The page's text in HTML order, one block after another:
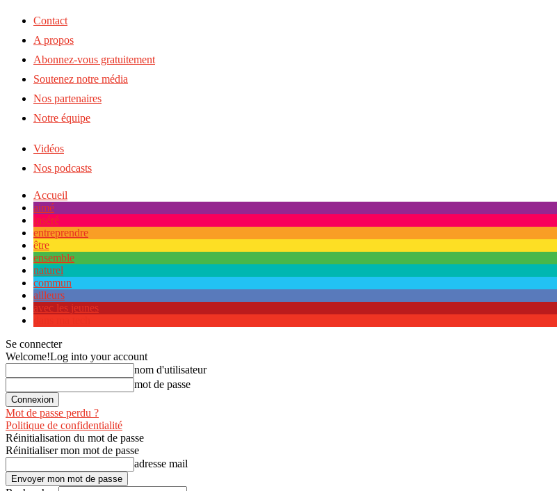
Contact
A propos
Abonnez-vous gratuitement
Soutenez notre média
Nos partenaires
Notre équipe
Vidéos
Nos podcasts
Accueil
aimé
inséré
entreprendre
être
ensemble
naturel
commun
ailleurs
avec les jeunes
Se connecter
Welcome!Log into your account
nom d'utilisateur
mot de passe
Mot de passe perdu ?
Politique de confidentialité
Réinitialisation du mot de passe
Réinitialiser mon mot de passe
adresse mail